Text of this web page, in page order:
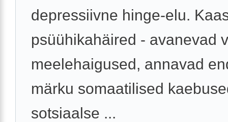
depressiivne hinge-elu.
psüühikahäired - avanevad
meelehaigused, annavad
märku somaatilised
sotsiaalse ...